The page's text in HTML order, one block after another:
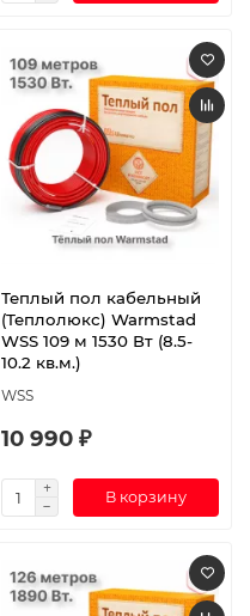
Теплый пол кабельный
(Теплолюкс) Warmstad
WSS 109 м 1530 Вт (8.5-
10.2 кв.м.)
WSS
10 990 ₽
В корзину